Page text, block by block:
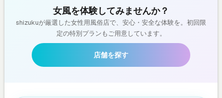
女風を体験してみませんか？
shizukuが厳選した女性用風俗店で、安心・安全な体験を。初回限
定の特別プランもご用意しています。
店舗を探す